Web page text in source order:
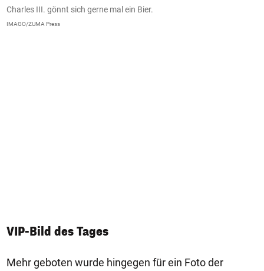
Charles III. gönnt sich gerne mal ein Bier.
IMAGO/ZUMA Press
VIP-Bild des Tages
Mehr geboten wurde hingegen für ein Foto der